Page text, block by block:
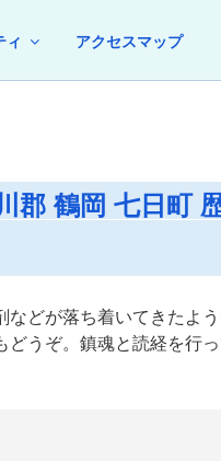
ィ アクセスマップ
郡 鶴岡 七日町
などが落ち着いてきたよ
どうぞ。鎮魂と読経を行